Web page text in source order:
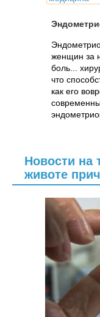
женщин за
боль...
что
как его
Новости на
животе